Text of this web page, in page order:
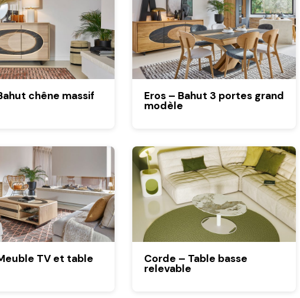
chêne massif Eros – Bahut 3 portes grand
modèle
TV et table Corde – Table basse
relevable